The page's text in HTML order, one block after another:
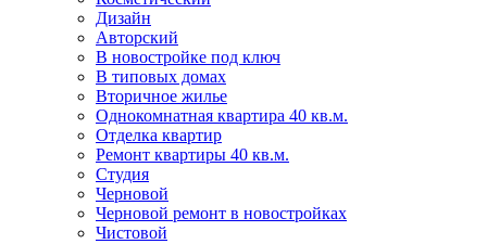
Дизайн
Авторский
В новостройке под ключ
В типовых домах
Вторичное жилье
Однокомнатная квартира 40 кв.м.
Отделка квартир
Ремонт квартиры 40 кв.м.
Студия
Черновой
Черновой ремонт в новостройках
Чистовой